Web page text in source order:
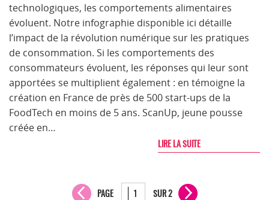
technologiques, les comportements alimentaires
évoluent. Notre infographie disponible ici détaille
l’impact de la révolution numérique sur les pratiques
de consommation. Si les comportements des
consommateurs évoluent, les réponses qui leur sont
apportées se multiplient également : en témoigne la
création en France de près de 500 start-ups de la
FoodTech en moins de 5 ans. ScanUp, jeune pousse
créée en…
LIRE LA SUITE
PAGE SUR 2